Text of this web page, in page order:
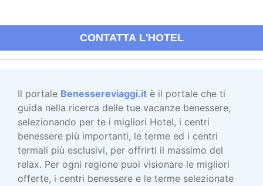
CONTATTA L'HOTEL
Il portale Benessereviaggi.it è il portale che ti
guida nella ricerca delle tue vacanze benessere,
selezionando per te i migliori Hotel, i centri
benessere più importanti, le terme ed i centri
termali più esclusivi, per offrirti il massimo del
relax. Per ogni regione puoi visionare le migliori
offerte, i centri benessere e le terme selezionate